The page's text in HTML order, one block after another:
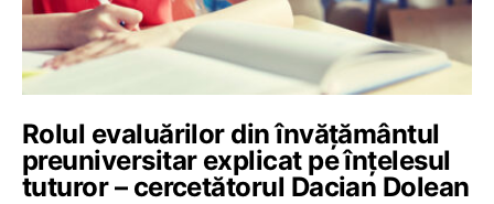
Rolul evaluărilor din învățământul
preuniversitar explicat pe înțelesul
tuturor – cercetătorul Dacian Dolean